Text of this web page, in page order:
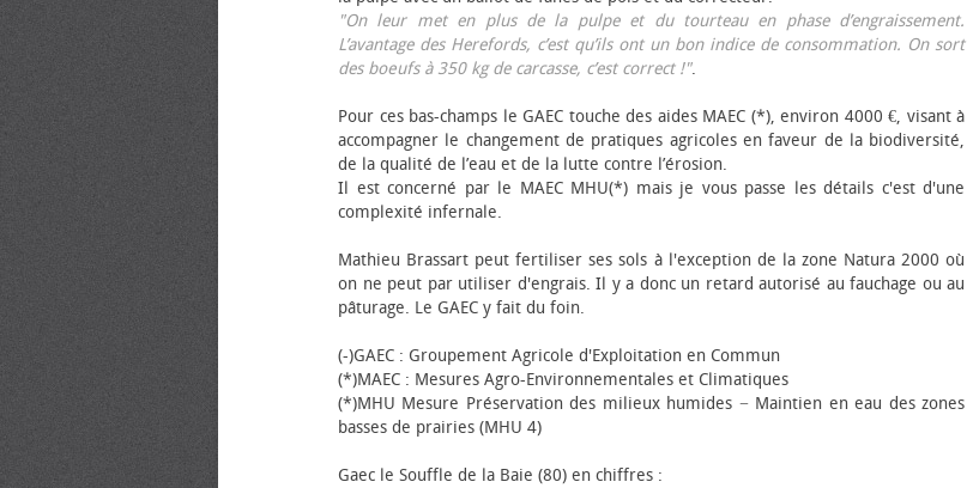
"On leur met en plus de la pulpe et du tourteau en phase d’engraissement.
L’avantage des Herefords, c’est qu’ils ont un bon indice de consommation. On sort
des bœufs à 350 kg de carcasse, c’est correct !".
Pour ces bas-champs le GAEC touche des aides MAEC (*), environ 4000 €, visant à
accompagner le changement de pratiques agricoles en faveur de la biodiversité,
de la qualité de l’eau et de la lutte contre l’érosion.
Il est concerné par le MAEC MHU(*) mais je vous passe les détails c'est d'une
complexité infernale.
Mathieu Brassart peut fertiliser ses sols à l'exception de la zone Natura 2000 où
on ne peut par utiliser d'engrais. Il y a donc un retard autorisé au fauchage ou au
pâturage. Le GAEC y fait du foin.
(-)GAEC : Groupement Agricole d'Exploitation en Commun
(*)MAEC : Mesures Agro-Environnementales et Climatiques
(*)MHU Mesure Préservation des milieux humides − Maintien en eau des zones
basses de prairies (MHU 4)
Gaec le Souffle de la Baie (80) en chiffres :